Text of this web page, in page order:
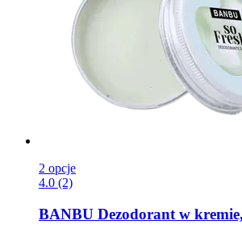
2 opcje
4.0 (2)
BANBU Dezodorant w